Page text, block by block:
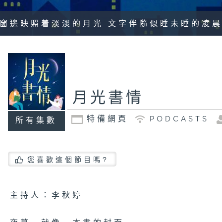
窗邊映照着淡淡的月光 文字伴隨似睡未睡的凌晨
所有集數
月光書情
特備網頁 PODCASTS
您喜歡這個節目嗎?
主持人：李秋婷